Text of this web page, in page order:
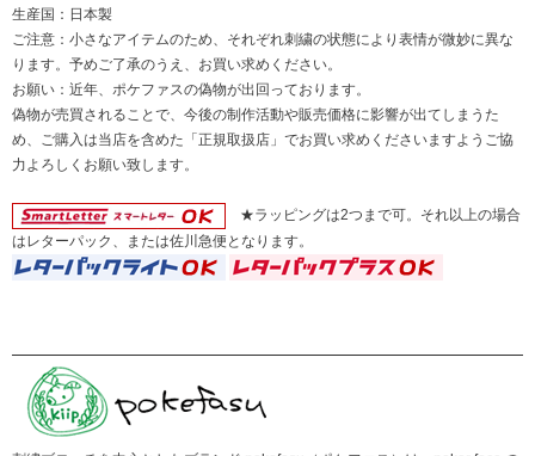
生産国：日本製
ご注意：小さなアイテムのため、それぞれ刺繍の状態により表情が微妙に異な
ります。予めご了承のうえ、お買い求めください。
お願い：近年、ポケファスの偽物が出回っております。
偽物が売買されることで、今後の制作活動や販売価格に影響が出てしまうた
め、ご購入は当店を含めた「正規取扱店」でお買い求めくださいますようご協
力よろしくお願い致します。
★ラッピングは2つまで可。それ以上の場合
はレターパック、または佐川急便となります。